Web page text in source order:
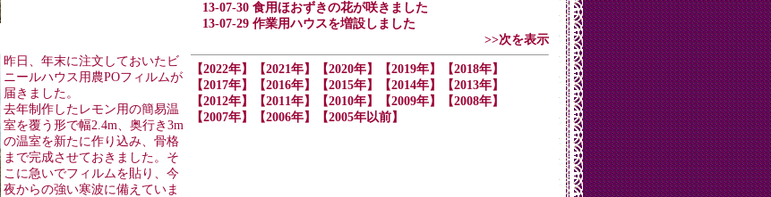
昨日、年末に注文しておいたビ
ニールハウス用農POフィルムが
届きました。
去年制作したレモン用の簡易温
室を覆う形で幅2.4m、奥行き3m
の温室を新たに作り込み、骨格
まで完成させておきました。そ
こに急いでフィルムを貼り、今
夜からの強い寒波に備えていま
13-07-30 食用ほおずきの花が咲きました
13-07-29 作業用ハウスを増設しました
>>次を表示
【2022年】 【2021年】 【2020年】 【2019年】
【2018年】
【2017年】
【2016年】 【2015年】 【2014年】
【2013年】
【2012年】
【2011年】 【2010年】 【2009年】
【2008年】
【2007年】
【2006年】 【2005年以前】